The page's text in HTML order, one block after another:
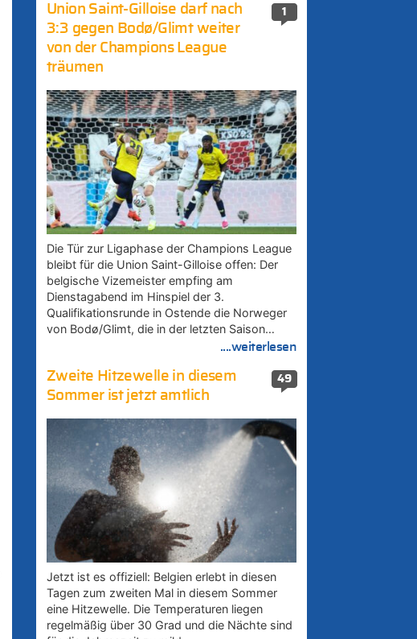
1
Union Saint-Gilloise darf nach
3:3 gegen Bodø/Glimt weiter
von der Champions League
träumen
Die Tür zur Ligaphase der Champions League
bleibt für die Union Saint-Gilloise offen: Der
belgische Vizemeister empfing am
Dienstagabend im Hinspiel der 3.
Qualifikationsrunde in Ostende die Norweger
von Bodø/Glimt, die in der letzten Saison…
....weiterlesen
49
Zweite Hitzewelle in diesem
Sommer ist jetzt amtlich
Jetzt ist es offiziell: Belgien erlebt in diesen
Tagen zum zweiten Mal in diesem Sommer
eine Hitzewelle. Die Temperaturen liegen
regelmäßig über 30 Grad und die Nächte sind